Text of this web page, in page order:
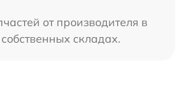
от производителя в
складах.